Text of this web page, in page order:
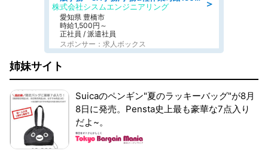
＞
株式会社シスムエンジニアリング
愛知県 豊橋市
時給1,500円～
正社員 / 派遣社員
スポンサー：求人ボックス
姉妹サイト
Suicaのペンギン"夏のラッキーバッグ"が8月
8日に発売。Pensta史上最も豪華な7点入り
だよ~。